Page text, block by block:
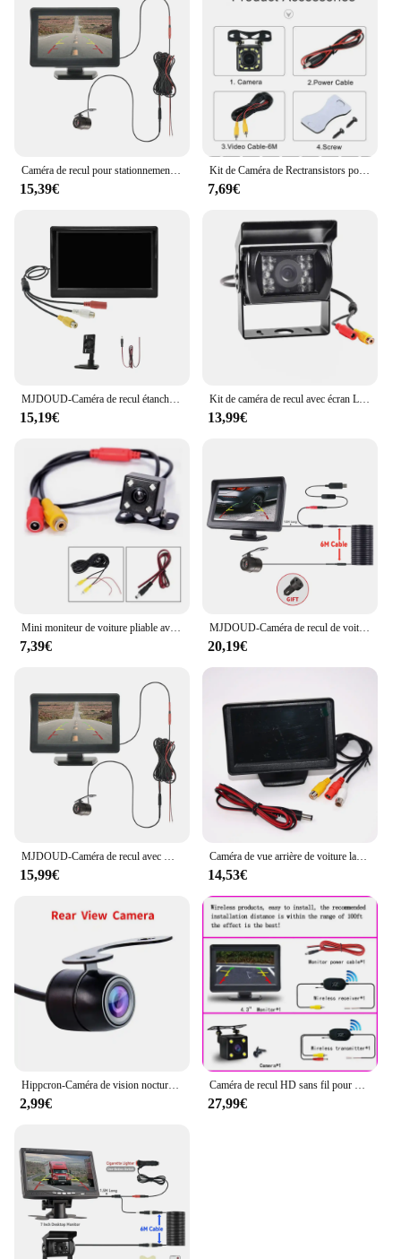
Caméra de recul pour stationnement de voiture, écran de moniteur, système de stationnement pour véhicule, 4.3 pouces
15,39€
Kit de Caméra de Rectransistors pour Voiture, Écran Pliable, TFT LCD, 4.3 Pouces, Système de Stationnement, Vision Nocturne, Paupières de Vue Arrière
7,69€
MJDOUD-Caméra de recul étanche avec moniteur pour voiture, stationnement vidéo de véhicule, écran de caméra de recul, installation facile, 5 pouces
15,19€
Kit de caméra de recul avec écran LCD TFT pour voiture, moniteur de vue arrière, câble de 10m, camion, bus, montres, remorque, tracteur, camping-car, 7"
13,99€
Mini moniteur de voiture pliable avec caméra de recul, TFT LCD, 4.3 ", vue arrière, systèmes de stationnement de recul de véhicule
7,39€
MJDOUD-Caméra de recul de voiture avec moniteur, stationnement de véhicule, LED, HD, écran LCD, USB, installation facile, 4.3 pouces
20,19€
MJDOUD-Caméra de recul avec moniteur, écran LCD TFT 4.3 ", caméra de recul pour stationnement de voiture, installation facile du véhicule
15,99€
Caméra de vue arrière de voiture large degré 4.3 "TFT LCD couleur écran moniteur + étanche Vision nocturne inversion sauvegarde 2In1 Parking Reve
14,53€
2,99€ 27,99€